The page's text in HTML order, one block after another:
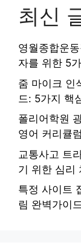
최신
영월종합운
자를 위한 5
줌 마이크 인
드: 5가지 핵
폴리어학원
영어 커리큘
교통사고 트
기 위한 심리
특정 사이트
림 완벽가이